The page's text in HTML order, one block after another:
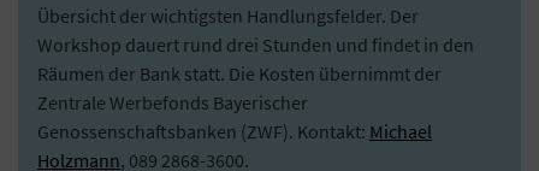
Übersicht der wichtigsten Handlungsfelder. Der
Workshop dauert rund drei Stunden und findet in den
Räumen der Bank statt. Die Kosten übernimmt der
Zentrale Werbefonds Bayerischer
Genossenschaftsbanken (ZWF). Kontakt: Michael
Holzmann, 089 2868-3600.